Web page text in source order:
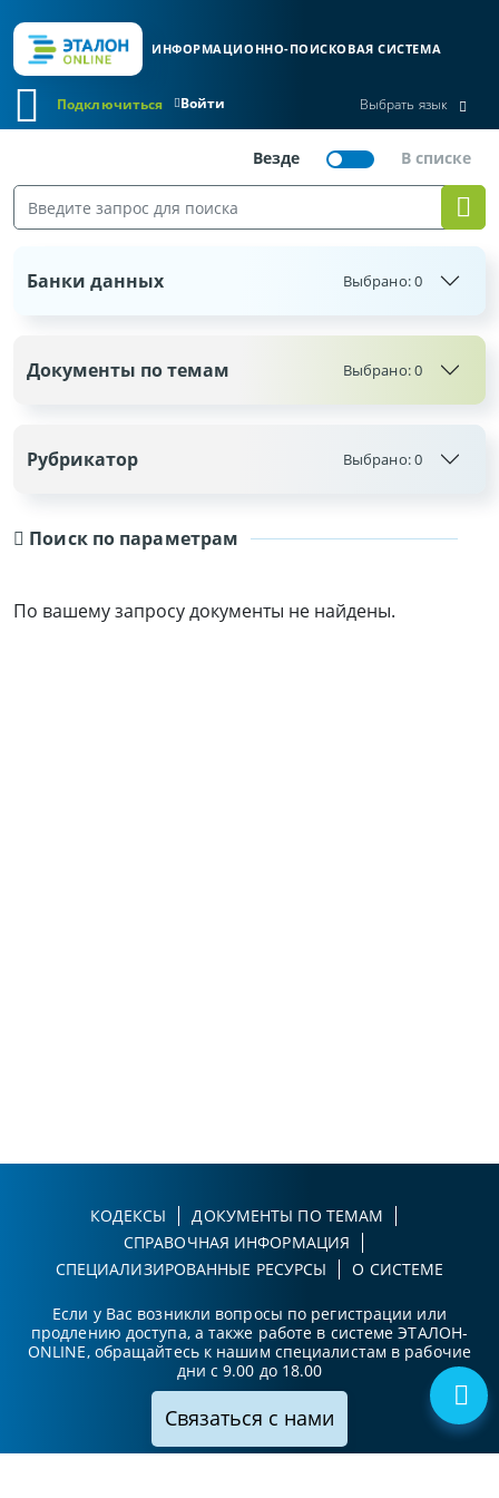
ИНФОРМАЦИОННО-ПОИСКОВАЯ СИСТЕМА
Войти
Подключиться Выбрать язык
Поиск по параметрам
По вашему запросу документы не найдены.
Банки данных Выбрано:0
Документы по темам Выбрано:0
Рубрикатор Выбрано:0
КОДЕКСЫ
ДОКУМЕНТЫ ПО ТЕМАМ
СПРАВОЧНАЯ ИНФОРМАЦИЯ
СПЕЦИАЛИЗИРОВАННЫЕ РЕСУРСЫ
О СИСТЕМЕ
Если у Вас возникли вопросы по регистрации или
продлению доступа, а также работе в системе ЭТАЛОН-
ONLINE, обращайтесь к нашим специалистам в рабочие
дни с 9.00 до 18.00
Связаться с нами